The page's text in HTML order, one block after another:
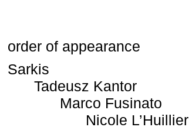
order of appearance
Sarkis
Tadeusz Kantor
Marco Fusinato
Nicole L’Huillier